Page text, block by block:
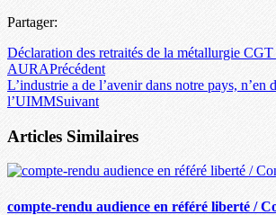
Partager:
Déclaration des retraités de la métallurgie
AURAPrécédent
L’industrie a de l’avenir dans notre pays, n’en
l’UIMMSuivant
Articles Similaires
compte-rendu audience en référé liberté /